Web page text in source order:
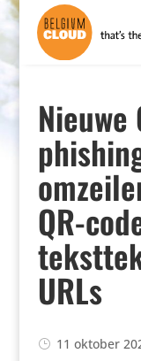
Nieuwe
QR-
URLs
11 oktober